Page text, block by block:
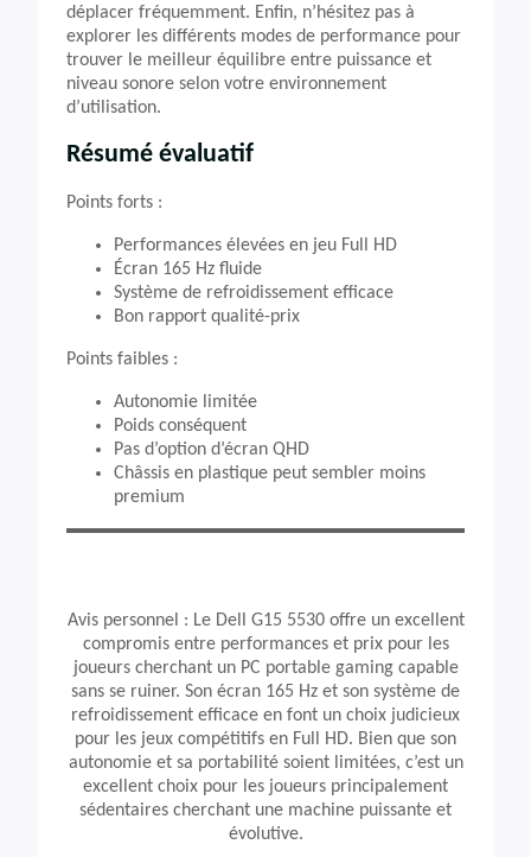
déplacer fréquemment. Enfin, n’hésitez pas à
explorer les différents modes de performance pour
trouver le meilleur équilibre entre puissance et
niveau sonore selon votre environnement
d’utilisation.
Résumé évaluatif
Points forts :
Performances élevées en jeu Full HD
Écran 165 Hz fluide
Système de refroidissement efficace
Bon rapport qualité-prix
Points faibles :
Autonomie limitée
Poids conséquent
Pas d’option d’écran QHD
Châssis en plastique peut sembler moins
premium
Avis personnel : Le Dell G15 5530 offre un excellent
compromis entre performances et prix pour les
joueurs cherchant un PC portable gaming capable
sans se ruiner. Son écran 165 Hz et son système de
refroidissement efficace en font un choix judicieux
pour les jeux compétitifs en Full HD. Bien que son
autonomie et sa portabilité soient limitées, c’est un
excellent choix pour les joueurs principalement
sédentaires cherchant une machine puissante et
évolutive.